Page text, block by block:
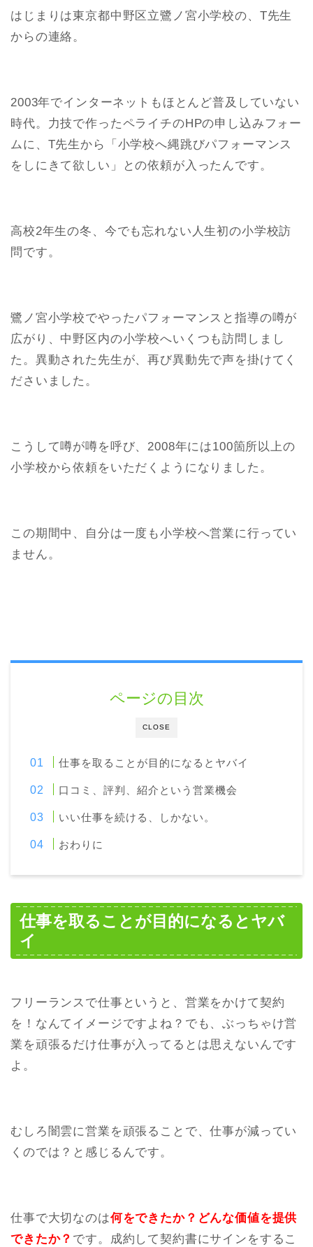
はじまりは東京都中野区立鷺ノ宮小学校の、T先生
からの連絡。
2003年でインターネットもほとんど普及していない
時代。力技で作ったペライチのHPの申し込みフォー
ムに、T先生から「小学校へ縄跳びパフォーマンス
をしにきて欲しい」との依頼が入ったんです。
高校2年生の冬、今でも忘れない人生初の小学校訪
問です。
鷺ノ宮小学校でやったパフォーマンスと指導の噂が
広がり、中野区内の小学校へいくつも訪問しまし
た。異動された先生が、再び異動先で声を掛けてく
ださいました。
こうして噂が噂を呼び、2008年には100箇所以上の
小学校から依頼をいただくようになりました。
この期間中、自分は一度も小学校へ営業に行ってい
ません。
CLOSE
ページの目次
仕事を取ることが目的になるとヤバイ
口コミ、評判、紹介という営業機会
いい仕事を続ける、しかない。
おわりに
仕事を取ることが目的になるとヤバ
イ
フリーランスで仕事というと、営業をかけて契約
を！なんてイメージですよね？でも、ぶっちゃけ営
業を頑張るだけ仕事が入ってるとは思えないんです
よ。
むしろ闇雲に営業を頑張ることで、仕事が減ってい
くのでは？と感じるんです。
仕事で大切なのは何をできたか？どんな価値を提供
できたか？ です。成約して契約書にサインをするこ